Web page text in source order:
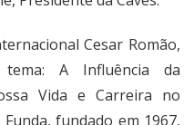
Cesar Romão,
A Influência da
Vida e Carreira no
fundado em 1967,